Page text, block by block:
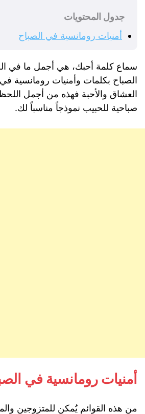
جدول المحتويات
أمنيات رومانسية في الصباح
سماع كلمة أحبك، هي أجمل ما في
الصباح بكلمات وأمنيات رومانسية في
العشاق والأحبة فهذه من أجمل
صباحية للحبيب نموذجاً مناسباً لك.
أمنيات رومانسية في
من هذه القوائم يُمكن للمتزوجين